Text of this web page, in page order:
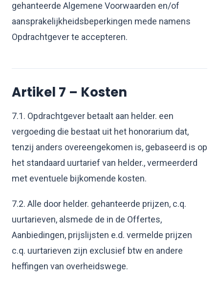
gehanteerde Algemene Voorwaarden en/of
aansprakelijkheidsbeperkingen mede namens
Opdrachtgever te accepteren.
Artikel 7 – Kosten
7.1. Opdrachtgever betaalt aan helder. een
vergoeding die bestaat uit het honorarium dat,
tenzij anders overeengekomen is, gebaseerd is op
het standaard uurtarief van helder., vermeerderd
met eventuele bijkomende kosten.
7.2. Alle door helder. gehanteerde prijzen, c.q.
uurtarieven, alsmede de in de Offertes,
Aanbiedingen, prijslijsten e.d. vermelde prijzen
c.q. uurtarieven zijn exclusief btw en andere
heffingen van overheidswege.